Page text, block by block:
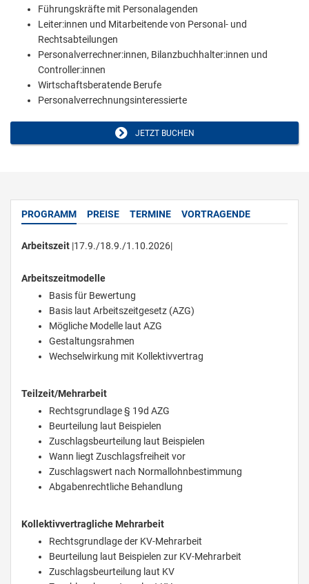
Führungskräfte mit Personalagenden
Leiter:innen und Mitarbeitende von Personal- und
Rechtsabteilungen
Personalverrechner:innen, Bilanzbuchhalter:innen und
Controller:innen
Wirtschaftsberatende Berufe
Personalverrechnungsinteressierte
JETZT BUCHEN
PROGRAMM PREISE TERMINE VORTRAGENDE
Arbeitszeit |17.9./18.9./1.10.2026|
Arbeitszeitmodelle
Basis für Bewertung
Basis laut Arbeitszeitgesetz (AZG)
Mögliche Modelle laut AZG
Gestaltungsrahmen
Wechselwirkung mit Kollektivvertrag
Teilzeit/Mehrarbeit
Rechtsgrundlage § 19d AZG
Beurteilung laut Beispielen
Zuschlagsbeurteilung laut Beispielen
Wann liegt Zuschlagsfreiheit vor
Zuschlagswert nach Normallohnbestimmung
Abgabenrechtliche Behandlung
Kollektivvertragliche Mehrarbeit
Rechtsgrundlage der KV-Mehrarbeit
Beurteilung laut Beispielen zur KV-Mehrarbeit
Zuschlagsbeurteilung laut KV